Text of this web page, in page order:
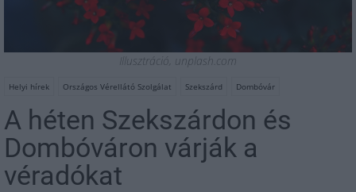
Illusztráció, unplash.com
Helyi hírek Országos Vérellátó Szolgálat Szekszárd Dombóvár
A héten Szekszárdon és
Dombóváron várják a
véradókat